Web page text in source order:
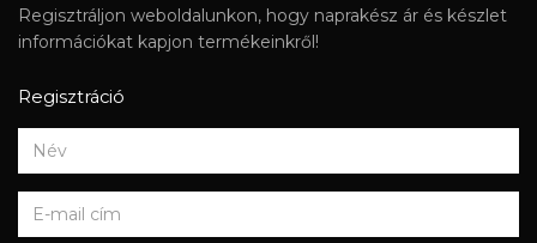
Regisztráljon weboldalunkon, hogy naprakész ár és készlet
információkat kapjon termékeinkről!
Regisztráció